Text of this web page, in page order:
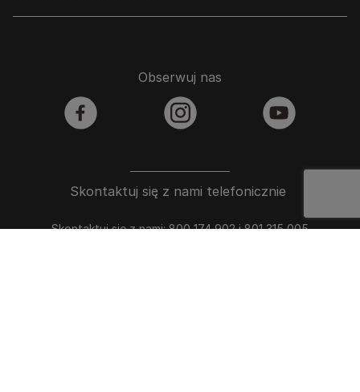
Skontaktuj się z nami telefonicznie
Skontaktuj się z nami: 800 174 902 i 801 315 005
Obserwuj nas
facebook instagram youtube